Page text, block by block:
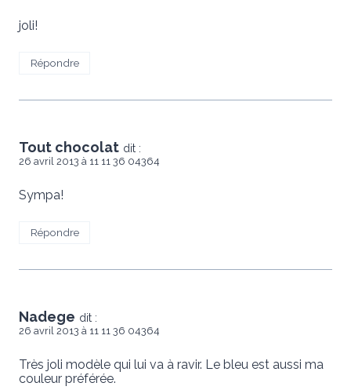
joli!
Répondre
Tout chocolat dit :
26 avril 2013 à 11 11 36 04364
Sympa!
Répondre
Nadege dit :
26 avril 2013 à 11 11 36 04364
Très joli modèle qui lui va à ravir. Le bleu est aussi ma
couleur préférée.